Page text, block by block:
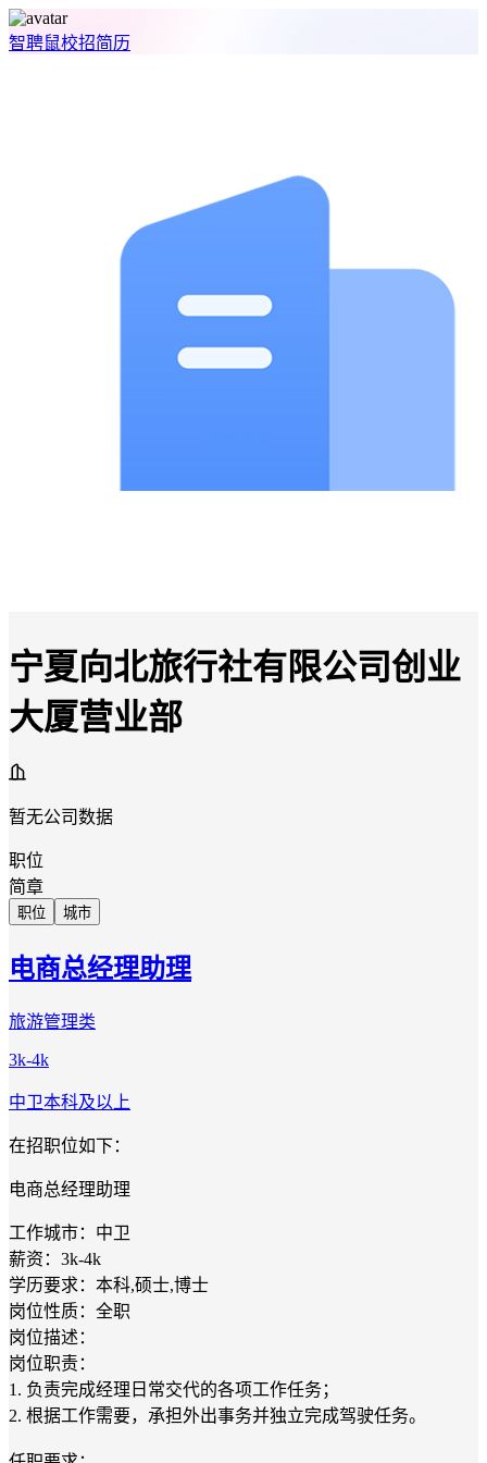
智聘鼠校招简历
宁夏向北旅行社有限公司创业
大厦营业部
暂无公司数据
职位
简章
职位 城市
电商总经理助理
旅游管理类
3k-4k
中卫本科及以上
在招职位如下：
电商总经理助理
工作城市：中卫
薪资：3k-4k
学历要求：本科,硕士,博士
岗位性质：全职
岗位描述：
岗位职责：
1. 负责完成经理日常交代的各项工作任务；
2. 根据工作需要，承担外出事务并独立完成驾驶任务。